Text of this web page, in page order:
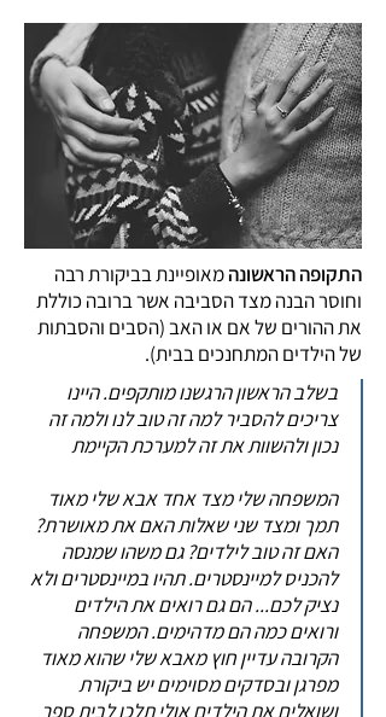
התקופה הראשונהמאופיינת בביקורת רבה
וחוסר הבנה מצד הסביבה אשר ברובה כוללת
את ההורים של אם או האב (הסבים והסבתות
של הילדים המתחנכים בבית).
בשלב הראשון הרגשנו מותקפים. היינו
צריכים להסביר למה זה טוב לנו ולמה זה
נכון ולהשוות את זה למערכת הקיימת
המשפחה שלי מצד אחד אבא שלי מאוד
תמך ומצד שני שאלות האם את מאושרת?
האם זה טוב לילדים? גם משהו שמנסה
להכניס למיינסטרים. תהיו במיינסטרים ולא
נציק לכם... הם גם רואים את הילדים
ורואים כמה הם מדהימים. המשפחה
הקרובה עדיין חוץ מאבא שלי שהוא מאוד
מפרגן ובסדקים מסוימים יש ביקורת
ושואלים את הילדים אולי תלכו לבית ספר